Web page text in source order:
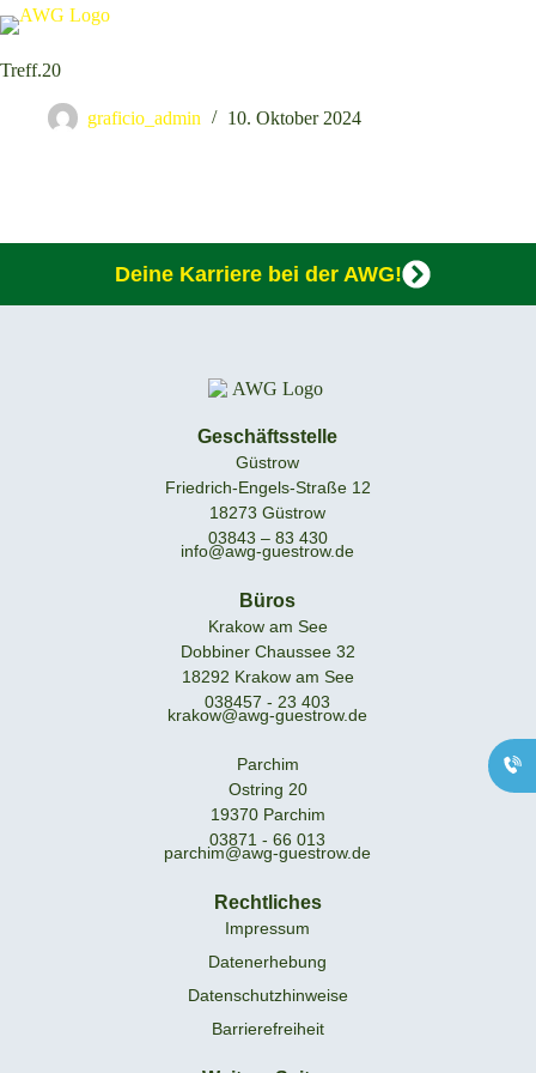
Treff.20
graficio_admin 10. Oktober 2024
Deine Karriere bei der AWG!
Geschäftsstelle
Güstrow
Friedrich-Engels-Straße 12
18273 Güstrow
03843 – 83 430
info@awg-guestrow.de
Büros
Krakow am See
Dobbiner Chaussee 32
18292 Krakow am See
038457 - 23 403
krakow@awg-guestrow.de
Parchim
Ostring 20
19370 Parchim
03871 - 66 013
parchim@awg-guestrow.de
Rechtliches
Impressum
Datenerhebung
Datenschutzhinweise
Barrierefreiheit
038457 - 23 403
03871 - 66 013